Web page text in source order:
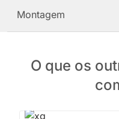
Montagem
O que os